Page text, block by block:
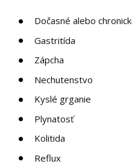
Dočasné alebo
Gastritída
Zápcha
Nechutenstvo
Kyslé grganie
Plynatosť
Kolitida
Reflux